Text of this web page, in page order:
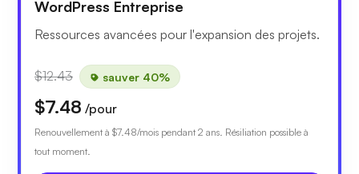
WordPress Entreprise
Ressources avancées pour l'expansion des projets.
$12.43 sauver 40%
$7.48 /pour
Renouvellement à $7.48/mois pendant 2 ans. Résiliation possible à
tout moment.